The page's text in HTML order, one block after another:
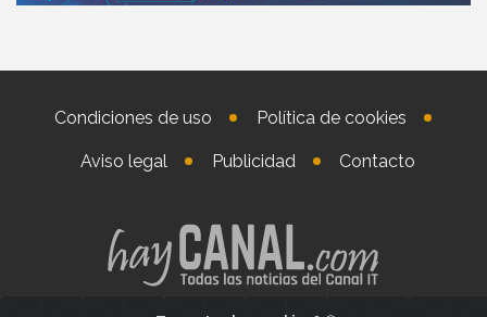
Condiciones de uso Política de cookies
Aviso legal Publicidad Contacto